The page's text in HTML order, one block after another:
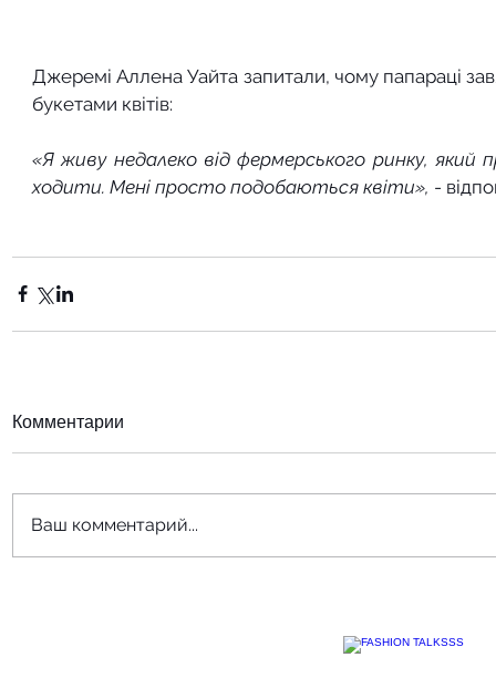
Джеремі Аллена Уайта запитали, чому папараці
букетами квітів:
«Я живу недалеко від фермерського ринку, який
ходити. Мені просто подобаються квіти», -
Комментарии
Ваш комментарий...